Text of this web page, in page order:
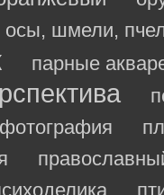
осы, шмели,
парные